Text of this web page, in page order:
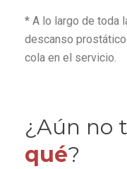
* A lo largo de toda
descanso
cola en el servicio.
¿Aún no
qué?